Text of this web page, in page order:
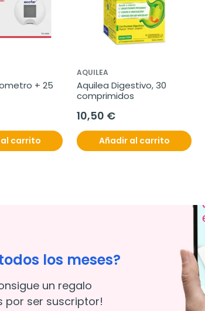
+ 25
carrito
AQUILEA
Aquilea Digestivo, 30
comprimidos
10,50 €
Añadir al carrito
los meses?
un regalo
por ser suscriptor!